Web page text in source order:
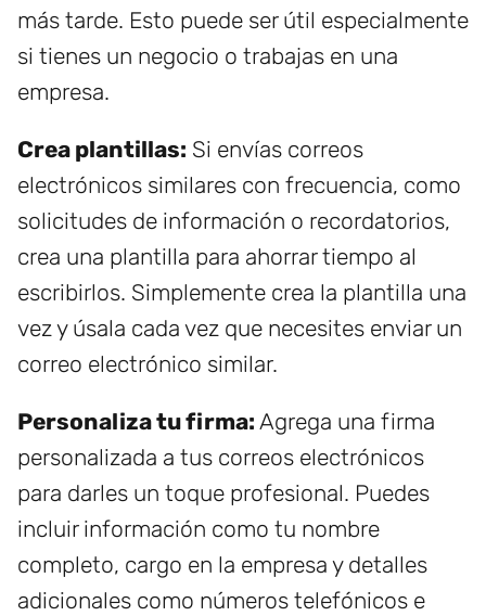
más tarde. Esto puede ser útil especialmente
si tienes un negocio o trabajas en una
empresa.
Crea plantillas: Si envías correos
electrónicos similares con frecuencia, como
solicitudes de información o recordatorios,
crea una plantilla para ahorrar tiempo al
escribirlos. Simplemente crea la plantilla una
vez y úsala cada vez que necesites enviar un
correo electrónico similar.
Personaliza tu firma: Agrega una firma
personalizada a tus correos electrónicos
para darles un toque profesional. Puedes
incluir información como tu nombre
completo, cargo en la empresa y detalles
adicionales como números telefónicos e